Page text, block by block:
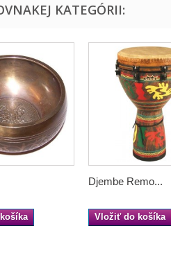
KATEGÓRII:
Djembe Remo...
Vložiť do košíka